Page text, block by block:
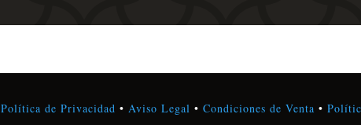
Política de Privacidad • Aviso Legal • Condiciones de Venta •